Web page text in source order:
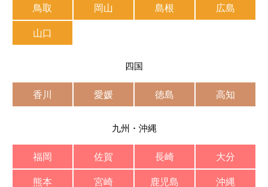
鳥取 岡山 島根
広島
山口
四国
香川 愛媛 徳島 高知
九州・沖縄
福岡 佐賀 長崎
大分
熊本
宮崎 鹿児島 沖縄